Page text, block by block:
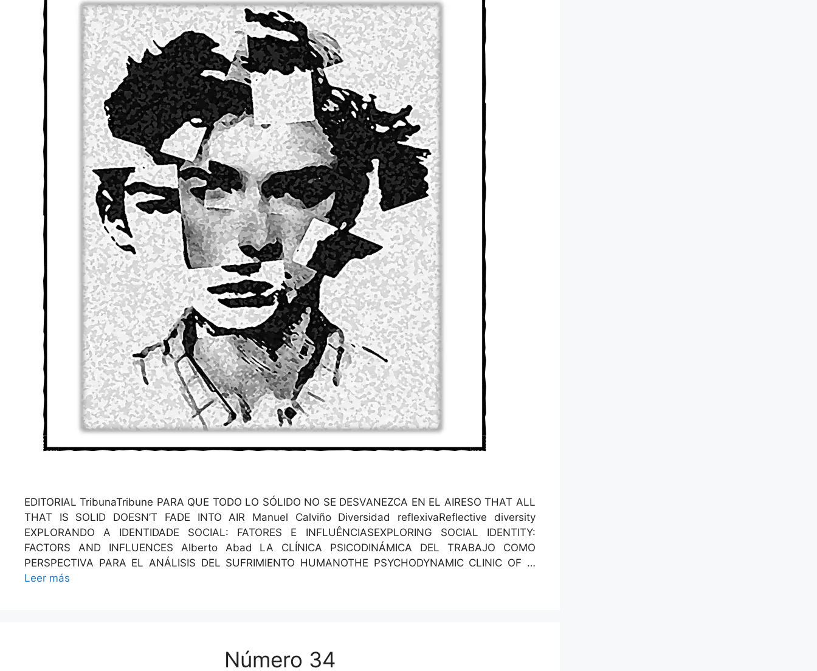
EDITORIAL Tri­buna­Tri­bune PARA QUE TODO LO SÓLIDO NO SE DESVANEZCA EN EL AIRESO THAT ALL
THAT IS SOLID DOESN’T FADE INTO AIR Manuel Calviño Diver­si­dad reflex­i­vaRe­flec­tive diver­si­ty
EXPLORANDO A IDENTIDADE SOCIAL: FATORES E INFLUÊNCIASEXPLORING SOCIAL IDENTITY:
FACTORS AND INFLUENCES Alber­to Abad LA CLÍNICA PSICODINÁMICA DEL TRABAJO COMO
PERSPECTIVA PARA EL ANÁLISIS DEL SUFRIMIENTO HUMANOTHE PSYCHODYNAMIC CLINIC OF …
Leer más
Número 34